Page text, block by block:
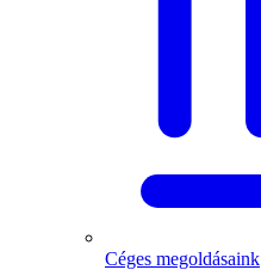
Céges megoldásaink